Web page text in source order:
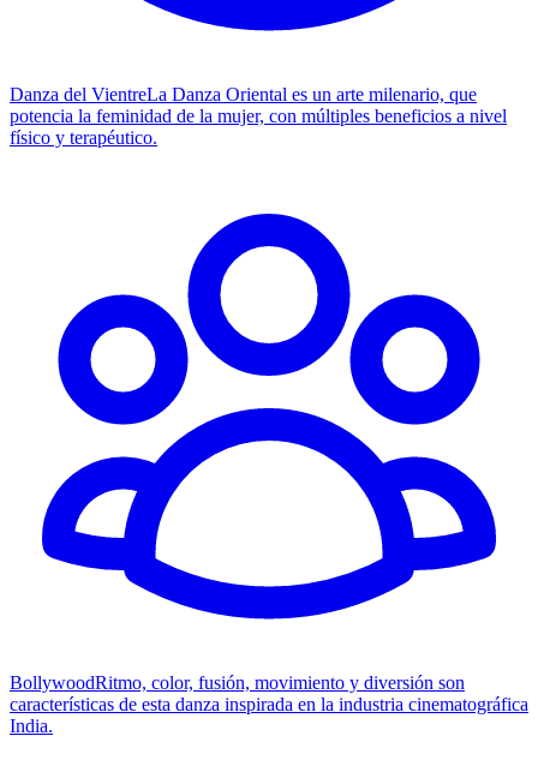
Danza del VientreLa Danza Oriental es un arte milenario, que
potencia la feminidad de la mujer, con múltiples beneficios a nivel
físico y terapéutico.
BollywoodRitmo, color, fusión, movimiento y diversión son
características de esta danza inspirada en la industria cinematográfica
India.